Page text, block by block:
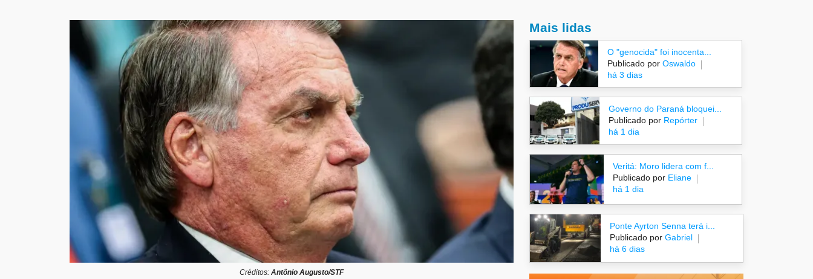
Créditos: Antônio Augusto/STF
Mais lidas
O "genocida" foi inocenta...
Publicado por Oswaldo
há 3 dias
Governo do Paraná bloquei...
Publicado por Repórter
há 1 dia
Veritá: Moro lidera com f...
Publicado porEliane
há 1 dia
Ponte Ayrton Senna terá i...
Publicado por Gabriel
há 6 dias